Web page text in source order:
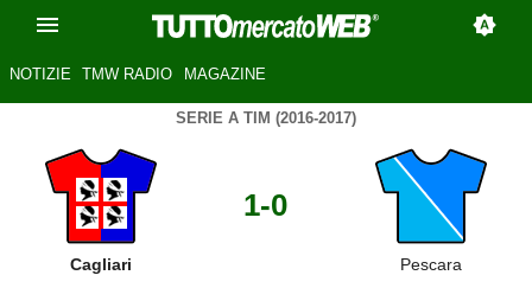
NOTIZIE TMW RADIO MAGAZINE
SERIE A TIM (2016-2017)
Cagliari
1-0
Pescara